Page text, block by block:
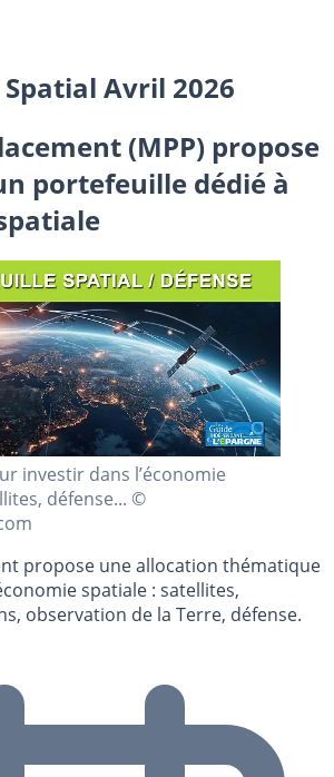
Avril 2026
(MPP) propose
portefeuille dédié à
investir dans l’économie
défense... ©
propose une allocation thématique
spatiale : satellites,
observation de la Terre, défense.